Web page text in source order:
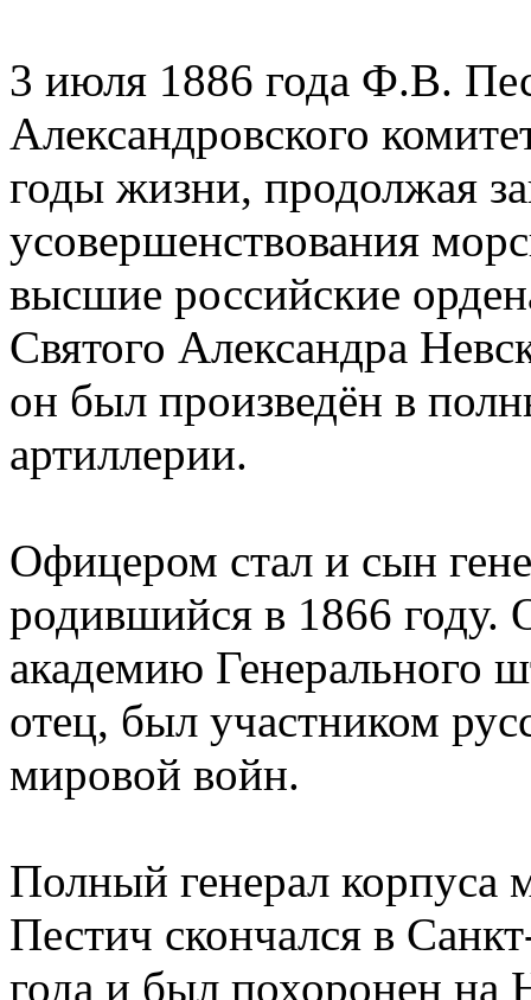
3 июля 1886 года Ф.В.
Александровского
годы жизни, продолжая
усовершенствования
высшие российские
Святого Александра
он был произведён в
артиллерии.
Офицером стал и сын
родившийся в 1866 году.
академию Генерального
отец, был участником
мировой войн.
Полный генерал корпуса
Пестич скончался в
года и был похоронен на